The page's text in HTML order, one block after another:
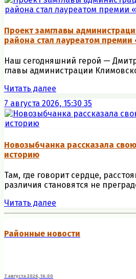
Проект замглавы
района стал лауреатом
Наш сегодняшний герой —
главы администрации
Читать далее
7 августа 2026, 15:30 35
Новозыбчанка рассказала
историю
Там, где говорит сердце,
различия становятся не
Читать далее
Районные новости
7 августа 2026, 16:00